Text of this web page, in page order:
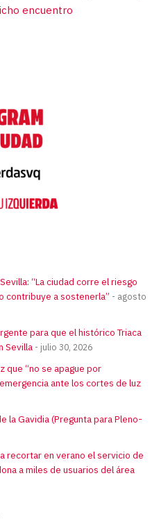
encuentro
“La ciudad corre el riesgo
contribuye a sostenerla”
agosto
para que el histórico Triaca
Sevilla
julio 30, 2026
que “no se apague por
ante los cortes de luz
la Gavidia (Pregunta para Pleno-
recortar en verano el servicio de
a miles de usuarios del área